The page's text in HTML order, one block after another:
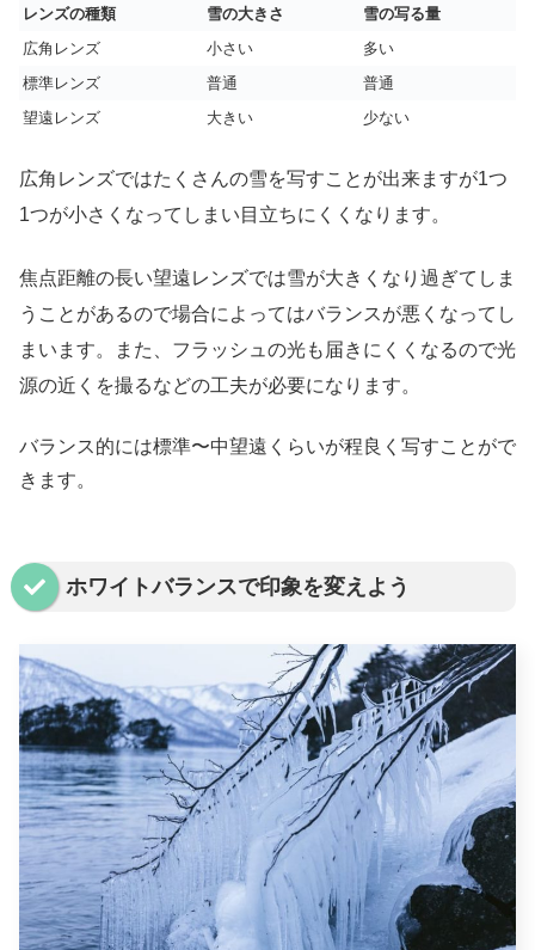
レンズの種類 雪の大きさ
雪の写る量
広角レンズ
小さい
多い
標準レンズ
普通
普通
望遠レンズ
大きい 少ない
広角レンズではたくさんの雪を写すことが出来ますが1つ
1つが小さくなってしまい目立ちにくくなります。
焦点距離の長い望遠レンズでは雪が大きくなり過ぎてしま
うことがあるので場合によってはバランスが悪くなってし
まいます。また、フラッシュの光も届きにくくなるので光
源の近くを撮るなどの工夫が必要になります。
バランス的には標準〜中望遠くらいが程良く写すことがで
きます。
ホワイトバランスで印象を変えよう